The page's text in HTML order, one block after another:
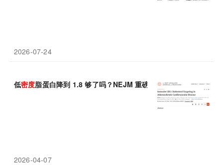
2026-07-24
低密度脂蛋白降到 1.8 够了吗？NEJM 重磅：1.4mmol/L降脂目
2026-04-07